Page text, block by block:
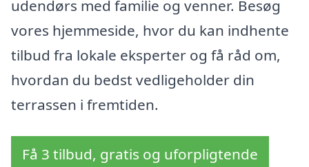
udendørs med familie og venner. Besøg
vores hjemmeside, hvor du kan indhente
tilbud fra lokale eksperter og få råd om,
hvordan du bedst vedligeholder din
terrassen i fremtiden.
Få 3 tilbud, gratis og uforpligtende